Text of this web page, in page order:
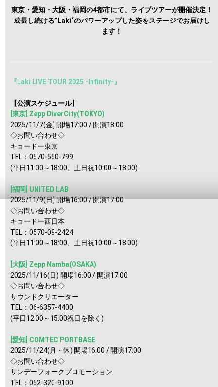
東京・愛知・大阪・福岡の4都市にて、ライブツアーが開催決定！
成長し続ける”Laki“のパワーアップした姿をステージでお届けし
ます！
『Laki LIVE TOUR 2025 -Infinity-』
【公演スケジュール】
[東京] Zepp DiverCity(TOKYO)
2025/11/7(金) 開場17:00 / 開演18:00
◇お問い合わせ◇
キョードー東京
TEL：0570-550-799
(平日11:00～18:00、土日祝10:00～18:00)
[福岡] UNITED LAB
2025/11/9(日) 開場16:00 / 開演17:00
◇お問い合わせ◇
キョードー西日本
TEL：0570-09-2424
(平日11:00～18:00、土日祝10:00～18:00)
[大阪] Zepp Namba(OSAKA)
2025/11/16(日) 開場16:00 / 開演17:00
◇お問い合わせ◇
サウンドクリエーター
TEL：06-6357-4400
(平日12:00～15:00祝日を除く)
[愛知] COMTEC PORTBASE
2025/11/24(月・休) 開場16:00 / 開演17:00
◇お問い合わせ◇
サンデーフォークプロモーション
TEL：052-320-9100